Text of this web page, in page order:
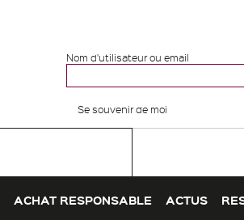
Nom d'utilisateur ou email
Se souvenir de moi
ACHAT RESPONSABLE ACTUS